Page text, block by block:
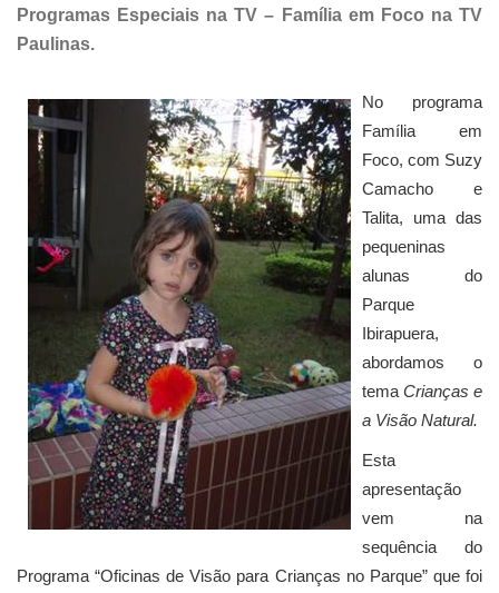
Programas Especiais na TV – Família em Foco na TV
Paulinas.
No programa
Família em
Foco, com Suzy
Camacho e
Talita, uma das
pequeninas
alunas do
Parque
Ibirapuera,
abordamos o
tema Crianças e
a Visão Natural.
Esta
apresentação
vem na
sequência do
Programa “Oficinas de Visão para Crianças no Parque” que foi